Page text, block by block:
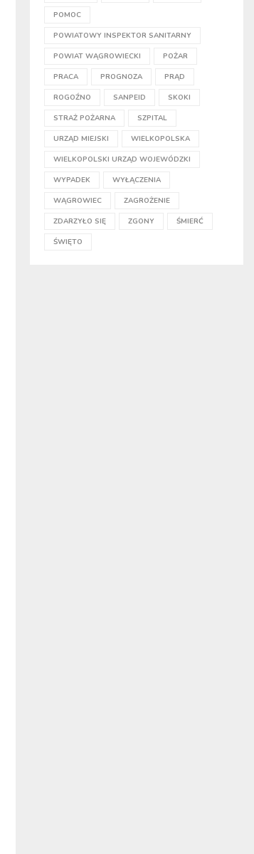
POMOC
POWIATOWY INSPEKTOR SANITARNY
POWIAT WĄGROWIECKI POŻAR
PRACA PROGNOZA PRĄD
ROGOŹNO SANPEID SKOKI
STRAŻ POŻARNA SZPITAL
URZĄD MIEJSKI WIELKOPOLSKA
WIELKOPOLSKI URZĄD WOJEWÓDZKI
WYPADEK WYŁĄCZENIA
WĄGROWIEC ZAGROŻENIE
ZDARZYŁO SIĘ ZGONY ŚMIERĆ
ŚWIĘTO